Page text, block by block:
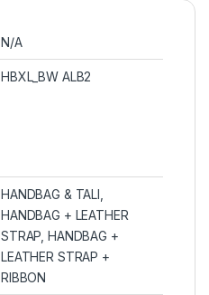
N/A
HBXL_BW ALB2
HANDBAG & TALI
HANDBAG + LEATHER
STRAP ,HANDBAG +
LEATHER STRAP +
RIBBON